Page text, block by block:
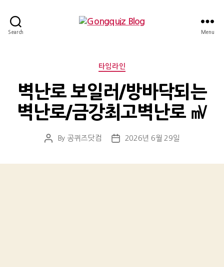
Search Menu
Categories
타임라인
벽난로 보일러/방바닥되는
벽난로/금강최고벽난로 ㎷
PostBy 공퀴즈닷컴
Post2026년 6월 29일